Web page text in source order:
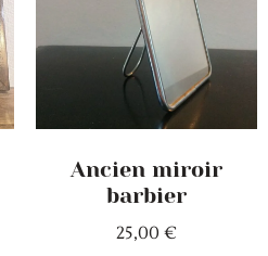
Ancien miroir
barbier
25,00 €